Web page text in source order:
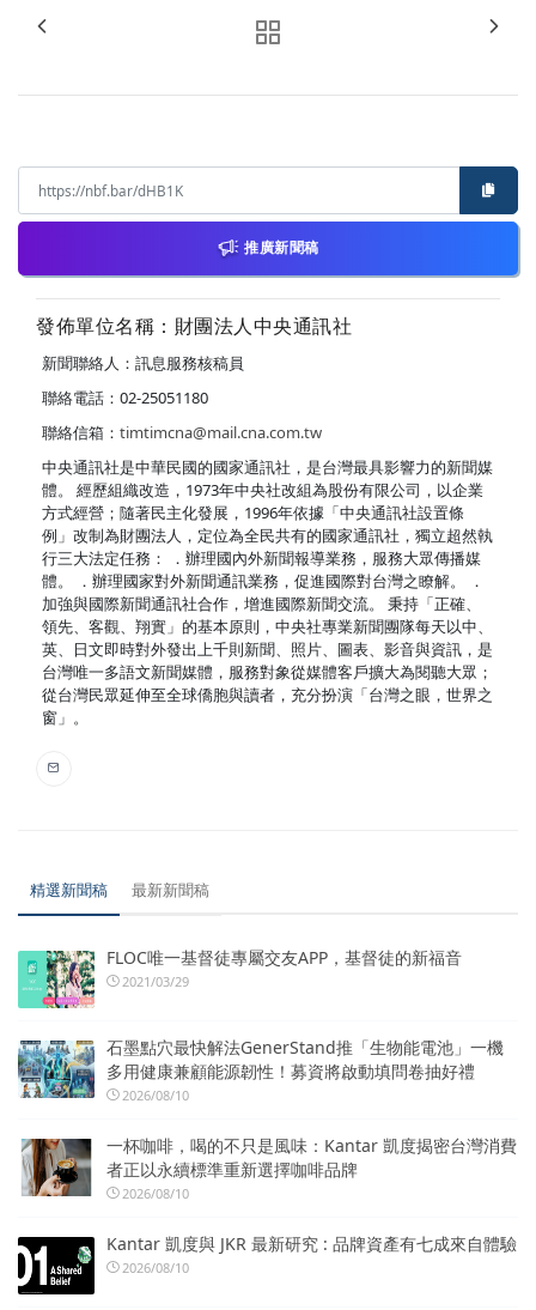
推廣新聞稿
發佈單位名稱：財團法人中央通訊社
新聞聯絡人：訊息服務核稿員
聯絡電話：02-25051180
聯絡信箱： timtimcna@mail.cna.com.tw
中央通訊社是中華民國的國家通訊社，是台灣最具影響力的新聞媒
體。 經歷組織改造，1973年中央社改組為股份有限公司，以企業
方式經營；隨著民主化發展，1996年依據「中央通訊社設置條
例」改制為財團法人，定位為全民共有的國家通訊社，獨立超然執
行三大法定任務： ．辦理國內外新聞報導業務，服務大眾傳播媒
體。 ．辦理國家對外新聞通訊業務，促進國際對台灣之瞭解。 ．
加強與國際新聞通訊社合作，增進國際新聞交流。 秉持「正確、
領先、客觀、翔實」的基本原則，中央社專業新聞團隊每天以中、
英、日文即時對外發出上千則新聞、照片、圖表、影音與資訊，是
台灣唯一多語文新聞媒體，服務對象從媒體客戶擴大為閱聽大眾；
從台灣民眾延伸至全球僑胞與讀者，充分扮演「台灣之眼，世界之
窗」。
精選新聞稿 最新新聞稿
FLOC唯一基督徒專屬交友APP，基督徒的新福音
2021/03/29
石墨點穴最快解法GenerStand推「生物能電池」一機
多用健康兼顧能源韌性！募資將啟動填問卷抽好禮
2026/08/10
一杯咖啡，喝的不只是風味：Kantar 凱度揭密台灣消費
者正以永續標準重新選擇咖啡品牌
2026/08/10
Kantar 凱度與 JKR 最新研究 : 品牌資產有七成來自體驗
2026/08/10